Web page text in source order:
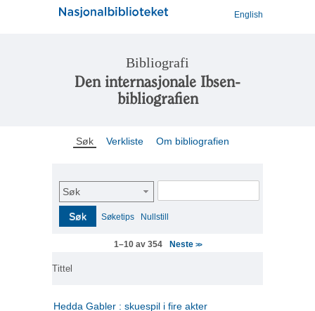
English
Bibliografi
Den internasjonale Ibsen-
bibliografien
Søk Verkliste Om bibliografien
Søk
Søk Søketips Nullstill
1–10 av 354 Neste >>
Tittel
Hedda Gabler : skuespil i fire akter